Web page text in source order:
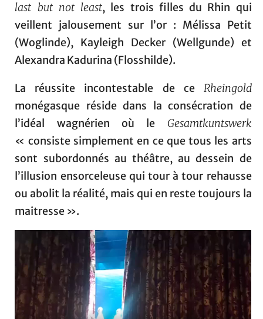
last but not least, les trois filles du Rhin qui
veillent jalousement sur l’or : Mélissa Petit
(Woglinde), Kayleigh Decker (Wellgunde) et
Alexandra Kadurina (Flosshilde).
La réussite incontestable de ce Rheingold
monégasque réside dans la consécration de
l’idéal wagnérien où le Gesamtkuntswerk
« consiste simplement en ce que tous les arts
sont subordonnés au théâtre, au dessein de
l’illusion ensorceleuse qui tour à tour rehausse
ou abolit la réalité, mais qui en reste toujours la
maitresse ».